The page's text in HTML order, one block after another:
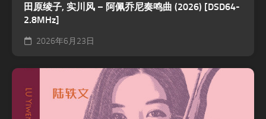
田原绫子, 实川风 – 阿佩乔尼奏鸣曲 (2026) [DSD64-
2.8MHz]
2026年6月23日